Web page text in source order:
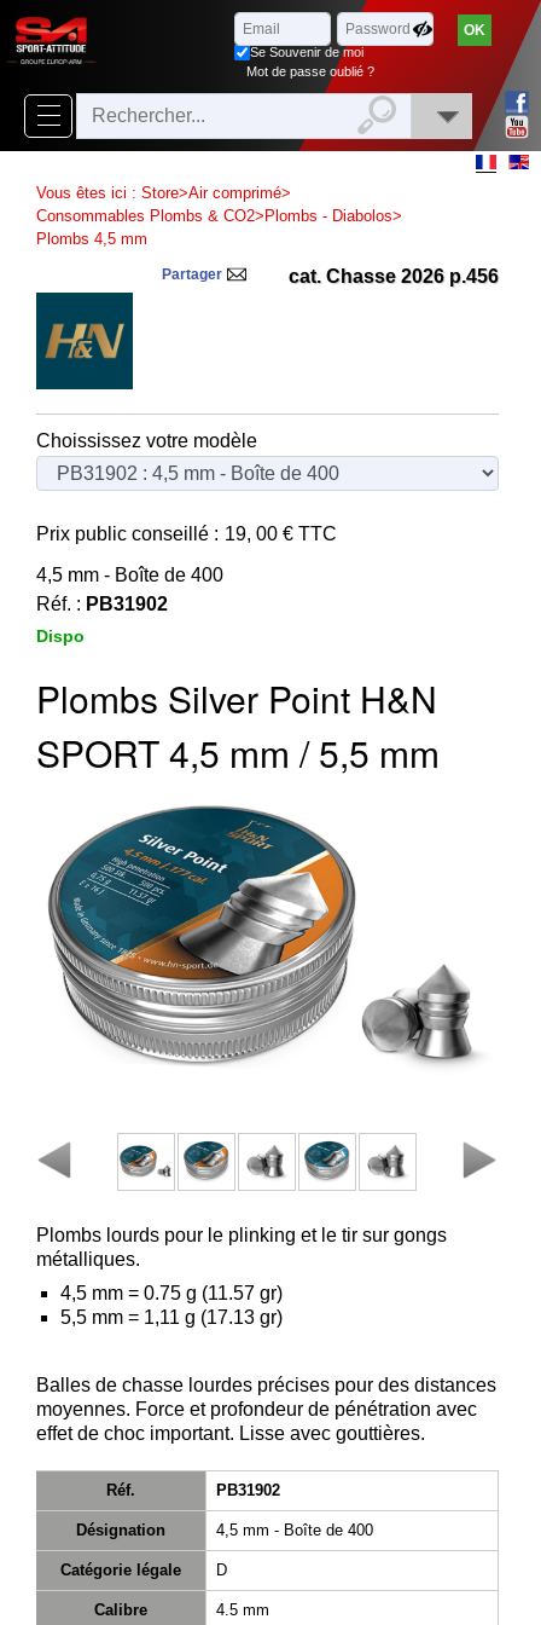
Parcourir
Nouveautés
Packs
ventes
Airsoft
Paintball‣
Air
Comprimé
‣
&
Défense
‣
Accueil
Téléchargements
C.G.V.
Mon
compte
accueil
Consulter
mes
listes de
panier
à
nouveau
Modifiez
vos
de compte
Commandes
Mes
documents
Factures –
coffre-fort
numérique
xFermer
Se Souvenir de moi
Mot de passe oublié ?
Vous êtes ici : Store>Air comprimé>
Consommables Plombs & CO2> Plombs - Diabolos>
Plombs 4,5 mm
cat. Chasse 2026 p.456
Partager
Choississez votre modèle
Prix public conseillé : 19, 00 € TTC
4,5 mm - Boîte de 400
Réf. : PB31902
Dispo
Plombs Silver Point H&N
SPORT 4,5 mm / 5,5 mm
Plombs lourds pour le plinking et le tir sur gongs
métalliques.
4,5 mm = 0.75 g (11.57 gr)
5,5 mm = 1,11 g (17.13 gr)
Balles de chasse lourdes précises pour des distances
moyennes. Force et profondeur de pénétration avec
effet de choc important. Lisse avec gouttières.
Réf. PB31902
Désignation 4,5 mm - Boîte de 400
Catégorie légale D
Calibre 4.5 mm